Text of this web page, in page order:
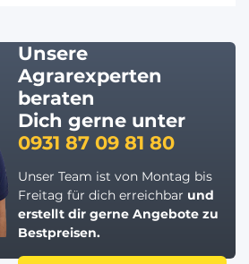
Unsere
Agrarexperten
beraten
Dich gerne unter
0931 87 09 81 80
Unser Team ist von Montag bis
Freitag für dich erreichbar und
erstellt dir gerne Angebote zu
Bestpreisen.